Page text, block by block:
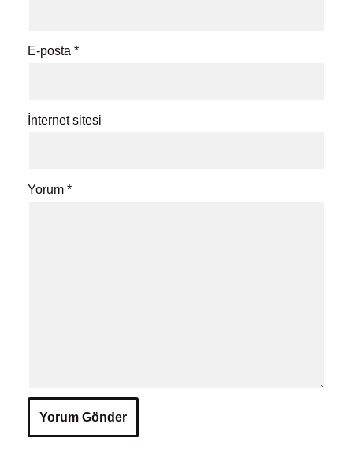
E-posta *
İnternet sitesi
Yorum *